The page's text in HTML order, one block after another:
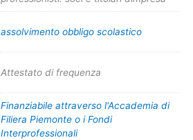
assolvimento obbligo scolastico
Attestato di frequenza
Finanziabile attraverso l'Accademia di
Filiera Piemonte o i Fondi
Interprofessionali